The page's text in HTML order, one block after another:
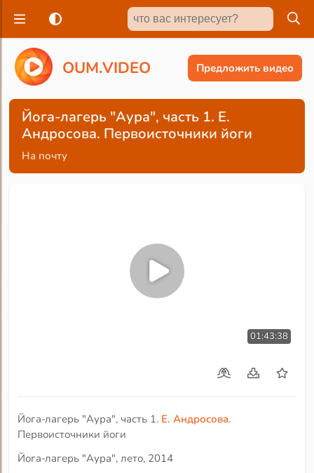
OUM.VIDEO Предложить видео
Йога-лагерь "Аура", часть 1. Е.
Андросова. Первоисточники йоги
На почту
01:43:38
Йога-лагерь "Аура", часть 1. Е. Андросова.
Первоисточники йоги
Йога-лагерь "Аура", лето, 2014